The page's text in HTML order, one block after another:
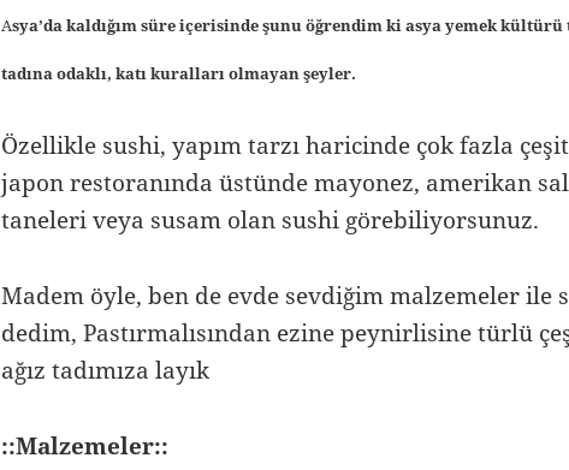
Asya’da kaldığım süre içerisinde şunu öğrendim ki asya yemek
tadına odaklı, katı kuralları olmayan şeyler.
Özellikle sushi, yapım tarzı haricinde çok fazla
japon restoranında üstünde mayonez, amerikan
taneleri veya susam olan sushi görebiliyorsunuz.
Madem öyle, ben de evde sevdiğim malzemeler ile
dedim, Pastırmalısından ezine peynirlisine türlü
ağız tadımıza layık
::Malzemeler::